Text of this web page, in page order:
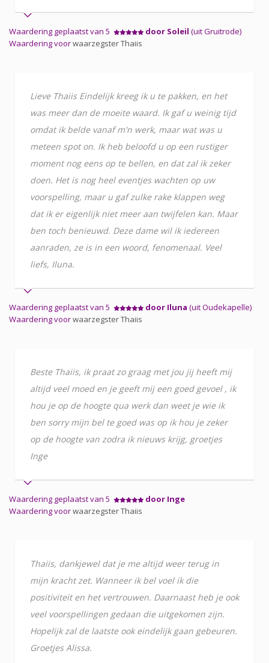
Waardering geplaatst van 5 door Soleil (uit Gruitrode)
Waardering voorwaarzegster Thaiis
Lieve Thaiis Eindelijk kreeg ik u te pakken, en het
was meer dan de moeite waard. Ik gaf u weinig tijd
omdat ik belde vanaf m'n werk, maar wat was u
meteen spot on. Ik heb beloofd u op een rustiger
moment nog eens op te bellen, en dat zal ik zeker
doen. Het is nog heel eventjes wachten op uw
voorspelling, maar u gaf zulke rake klappen weg
dat ik er eigenlijk niet meer aan twijfelen kan. Maar
ben toch benieuwd. Deze dame wil ik iedereen
aanraden, ze is in een woord, fenomenaal. Veel
liefs, Iluna.
Waardering geplaatst van 5 door Iluna (uit Oudekapelle)
Waardering voorwaarzegster Thaiis
Beste Thaiis, ik praat zo graag met jou jij heeft mij
altijd veel moed en je geeft mij een goed gevoel , ik
hou je op de hoogte qua werk dan weet je wie ik
ben sorry mijn bel te goed was op ik hou je zeker
op de hoogte van zodra ik nieuws krijg, groetjes
Inge
Waardering geplaatst van 5
door Inge
Waardering voorwaarzegster Thaiis
Thaiis, dankjewel dat je me altijd weer terug in
mijn kracht zet. Wanneer ik bel voel ik die
positiviteit en het vertrouwen. Daarnaast heb je ook
veel voorspellingen gedaan die uitgekomen zijn.
Hopelijk zal de laatste ook eindelijk gaan gebeuren.
Groetjes Alissa.